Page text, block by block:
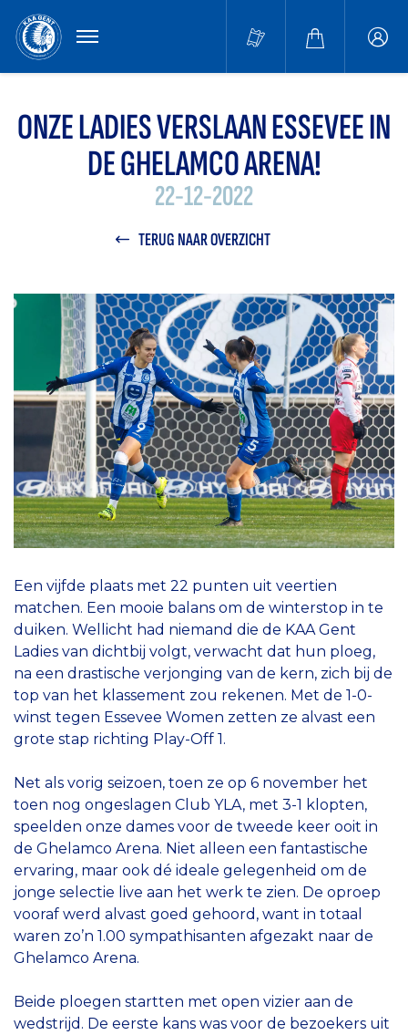
MENU
ONZE LADIES VERSLAAN ESSEVEE IN
DE GHELAMCO ARENA!
22-12-2022
TERUG NAAR OVERZICHT
Een vijfde plaats met 22 punten uit veertien
matchen. Een mooie balans om de winterstop in te
duiken. Wellicht had niemand die de KAA Gent
Ladies van dichtbij volgt, verwacht dat hun ploeg,
na een drastische verjonging van de kern, zich bij de
top van het klassement zou rekenen. Met de 1-0-
winst tegen Essevee Women zetten ze alvast een
grote stap richting Play-Off 1.
Net als vorig seizoen, toen ze op 6 november het
toen nog ongeslagen Club YLA, met 3-1 klopten,
speelden onze dames voor de tweede keer ooit in
de Ghelamco Arena. Niet alleen een fantastische
ervaring, maar ook dé ideale gelegenheid om de
jonge selectie live aan het werk te zien. De oproep
vooraf werd alvast goed gehoord, want in totaal
waren zo’n 1.00 sympathisanten afgezakt naar de
Ghelamco Arena.
Beide ploegen startten met open vizier aan de
wedstrijd. De eerste kans was voor de bezoekers uit